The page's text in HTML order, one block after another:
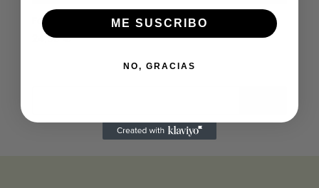
Falda volantes morada
24,90€
ME SUSCRIBO
NO, GRACIAS